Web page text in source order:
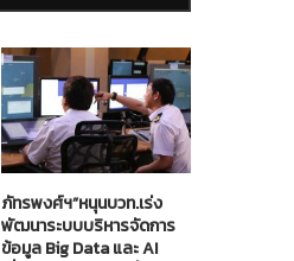
ภัทรพงศ์ฯ”หนุนบวท.เร่ง
พัฒนาระบบบริหารจัดการ
ข้อมูล Big Data และ AI